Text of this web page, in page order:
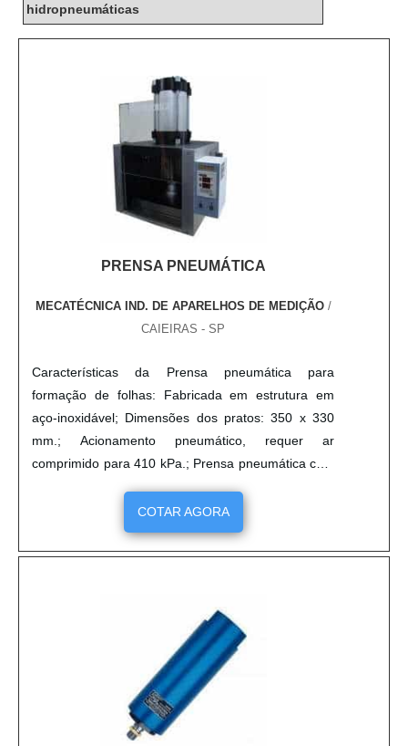
hidropneumáticas
PRENSA PNEUMÁTICA
MECATÉCNICA IND. DE APARELHOS DE MEDIÇÃO/
CAIEIRAS - SP
Características da Prensa pneumática para
formação de folhas: Fabricada em estrutura em
aço-inoxidável; Dimensões dos pratos: 350 x 330
mm.; Acionamento pneumático, requer ar
comprimido para 410 kPa.; Prensa pneumática com
altura livre entre os pratos de 23,5 cm.; Dois tempos
de prensagem seqüenciais ajustáveis; Este
equipamento atende as seguintes normas técnicas:
ISO 5269 1, SCAN C26, TAPPI T-205 Requer: rede
COTAR AGORA